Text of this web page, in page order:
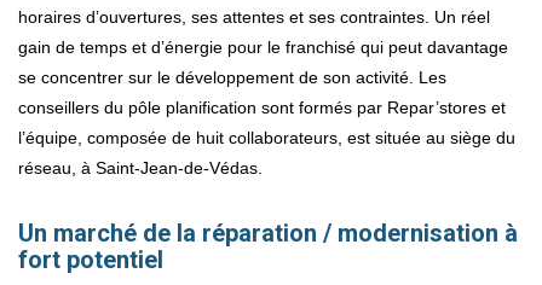
horaires d’ouvertures, ses attentes et ses contraintes. Un réel
gain de temps et d’énergie pour le franchisé qui peut davantage
se concentrer sur le développement de son activité. Les
conseillers du pôle planification sont formés par Repar’stores et
l’équipe, composée de huit collaborateurs, est située au siège du
réseau, à Saint-Jean-de-Védas.
Un marché de la réparation / modernisation à
fort potentiel